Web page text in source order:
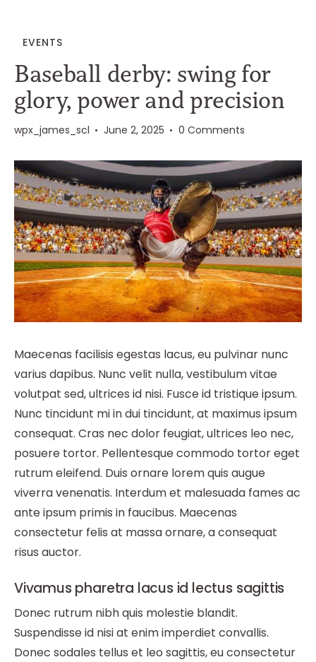
EVENTS
Baseball derby: swing for
glory, power and precision
wpx_james_scl June 2, 2025 0 Comments
Maecenas facilisis egestas lacus, eu pulvinar nunc
varius dapibus. Nunc velit nulla, vestibulum vitae
volutpat sed, ultrices id nisi. Fusce id tristique ipsum.
Nunc tincidunt mi in dui tincidunt, at maximus ipsum
consequat. Cras nec dolor feugiat, ultrices leo nec,
posuere tortor. Pellentesque commodo tortor eget
rutrum eleifend. Duis ornare lorem quis augue
viverra venenatis. Interdum et malesuada fames ac
ante ipsum primis in faucibus. Maecenas
consectetur felis at massa ornare, a consequat
risus auctor.
Vivamus pharetra lacus id lectus sagittis
Donec rutrum nibh quis molestie blandit.
Suspendisse id nisi at enim imperdiet convallis.
Donec sodales tellus et leo sagittis, eu consectetur